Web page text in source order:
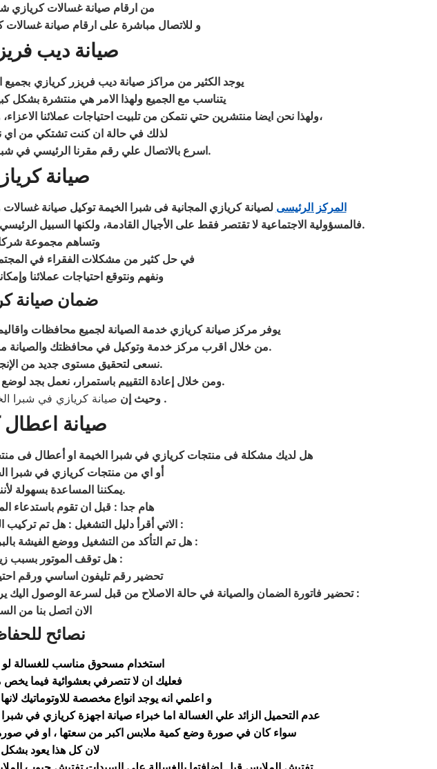
من ارقام صيانة غسالات كريازي
و للاتصال مباشرة على ارقام صيانة غسالات
صيانة ديب
يوجد الكثير من مراكز صيانة ديب فريزر كريازي بجميع
يتناسب مع الجميع ولهذا الامر هي منتشرة
ولهذا نحن ايضا منتشرين حتي نتمكن من تلبيت احتياجات عملائنا الاعزاء، ولكي نتمكن من اصلاح جميع الاعطال التي يشتكي منها مستخدمي ديب فريزر كريازي،
لذلك في حالة ان كنت تشتكي من اي
اسرع بالاتصال علي رقم مقرنا الرئيسي في.
صيانة
المركز الرئيسى لصيانة كريازي المجانية فى شبرا الخيمة توكيل صيانة
فالمسؤولية الاجتماعية لا تقتصر فقط على الأجيال القادمة، ولكنها السبيل.
وتساهم مجموعة
في حل كثير من مشكلات الفقراء في المجتمع
ونفهم ونتوقع احتياجات عملائنا
ضمان صيانة
يوفر مركز صيانة كريازي خدمة الصيانة لجميع محافظات
من خلال اقرب مركز خدمة وتوكيل في محافظتك والصيانة.
نسعى لتحقيق مستوى جديد من.
ومن خلال إعادة التقييم باستمرار، نعمل بجد.
وحيث إن صيانة كريازي في شبرا دوت كوم في تقدم وتطور في اتجاهات جديدة .
صيانة اعطال
هل لديك مشكلة فى منتجات كريازي في شبرا الخيمة او أعطال فى
أو اي من منتجات كريازي في شبرا
يمكننا المساعدة بسهولة.
هام جدا : قبل ان تقوم باستدعاء
الاتي أقرأ دليل التشغيل : هل تم تركيب:
هل تم التأكد من التشغيل ووضع الفيشة:
هل توقف الموتور بسبب:
تحضير رقم تليفون اساسي ورقم
تحضير فاتورة الضمان والصيانة في حالة الاصلاح من قبل لسرعة الوصول:
الان اتصل بنا من
نصائح
استخدام مسحوق مناسب للغسالة لو
، فعليك ان لا تتصرفي بعشوائية فيما
و اعلمي انه يوجد انواع مخصصة للاوتوماتيك
عدم التحميل الزائد علي الغسالة اما خبراء صيانة اجهزة كريازي في
سواء كان في صورة وضع كمية ملابس اكبر من سعتها ، او في صورة
لان كل هذا يعود بشكل